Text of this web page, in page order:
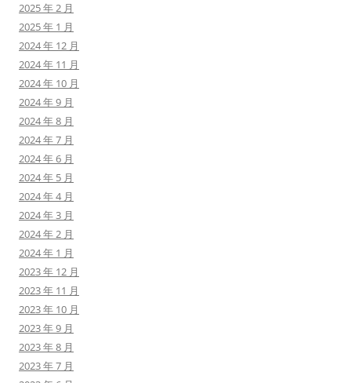
2025 年 2 月
2025 年 1 月
2024 年 12 月
2024 年 11 月
2024 年 10 月
2024 年 9 月
2024 年 8 月
2024 年 7 月
2024 年 6 月
2024 年 5 月
2024 年 4 月
2024 年 3 月
2024 年 2 月
2024 年 1 月
2023 年 12 月
2023 年 11 月
2023 年 10 月
2023 年 9 月
2023 年 8 月
2023 年 7 月